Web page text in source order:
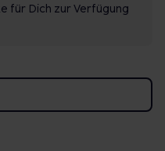
für Dich zur Verfügung